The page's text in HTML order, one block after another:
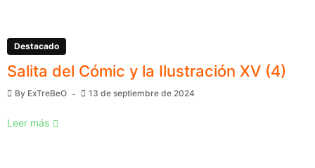
Destacado
Salita del Cómic y la Ilustración XV (4)
By ExTreBeO 13 de septiembre de 2024
Leer más